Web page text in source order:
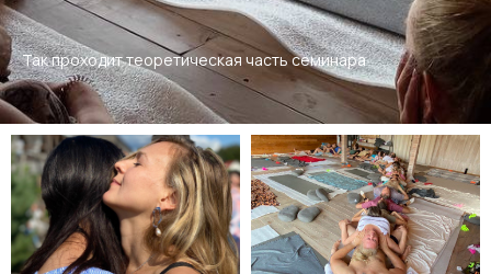
Так проходит теоретическая часть семинара